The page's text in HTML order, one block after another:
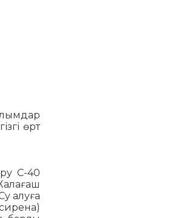
өрт
C-40
алуға